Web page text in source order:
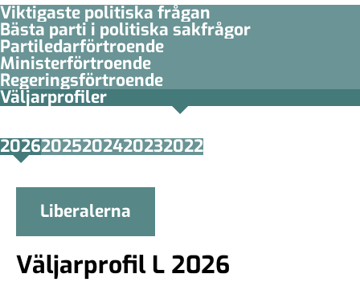
Viktigaste politiska frågan
Bästa parti i politiska sakfrågor
Partiledar­förtroende
Minister­­förtroende
Regerings­förtroende
Väljarprofiler
20262025202420232022
Liberalerna
Väljarprofil L 2026